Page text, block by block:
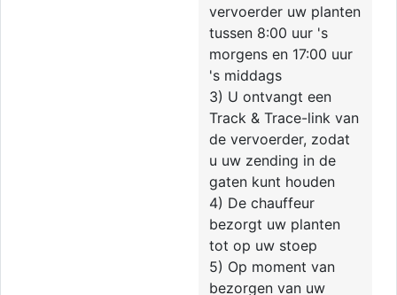
vervoerder uw planten
tussen 8:00 uur 's
morgens en 17:00 uur
's middags
3) U ontvangt een
Track & Trace-link van
de vervoerder, zodat
u uw zending in de
gaten kunt houden
4) De chauffeur
bezorgt uw planten
tot op uw stoep
5) Op moment van
bezorgen van uw